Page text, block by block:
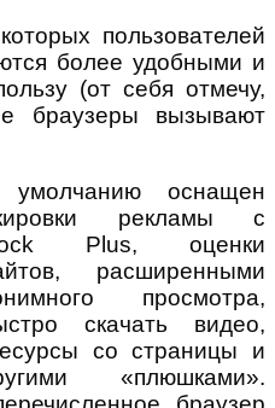
пользователей
более удобными и
(от себя отмечу,
браузеры вызывают
оснащен
рекламы с
Plus, оценки
расширенными
просмотра,
скачать видео,
со страницы и
«плюшками».